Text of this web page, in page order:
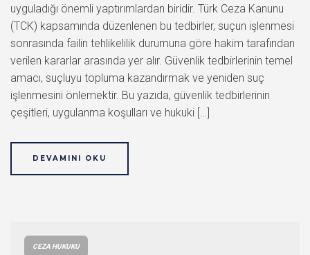
uyguladığı önemli yaptırımlardan biridir. Türk Ceza Kanunu
(TCK) kapsamında düzenlenen bu tedbirler, suçun işlenmesi
sonrasında failin tehlikelilik durumuna göre hakim tarafından
verilen kararlar arasında yer alır. Güvenlik tedbirlerinin temel
amacı, suçluyu topluma kazandırmak ve yeniden suç
işlenmesini önlemektir. Bu yazıda, güvenlik tedbirlerinin
çeşitleri, uygulanma koşulları ve hukuki […]
DEVAMINI OKU
CEZA HUKUKU